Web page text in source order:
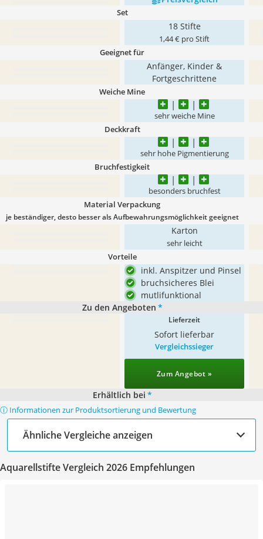
Set
18 Stifte
1,44 € pro Stift
Geeignet für
Anfänger, Kinder &
Fortgeschrittene
Weiche Mine
sehr weiche Mine
Deckkraft
sehr hohe Pigmentierung
Bruchfestigkeit
besonders bruchfest
Material Verpackung
je beständiger, desto besser als Aufbewahrungsmöglichkeit geeignet
Karton
sehr leicht
Vorteile
inkl. Anspitzer und Pinsel
bruchsicheres Blei
mutlifunktional
Zu den Angeboten *
Lieferzeit
Sofort lieferbar
Vergleichssieger
Zum Angebot »
Erhältlich bei *
ⓘ Informationen zur Produktsortierung und Bewertung
Ähnliche Vergleiche anzeigen
Aquarellstifte Vergleich 2026 Empfehlungen